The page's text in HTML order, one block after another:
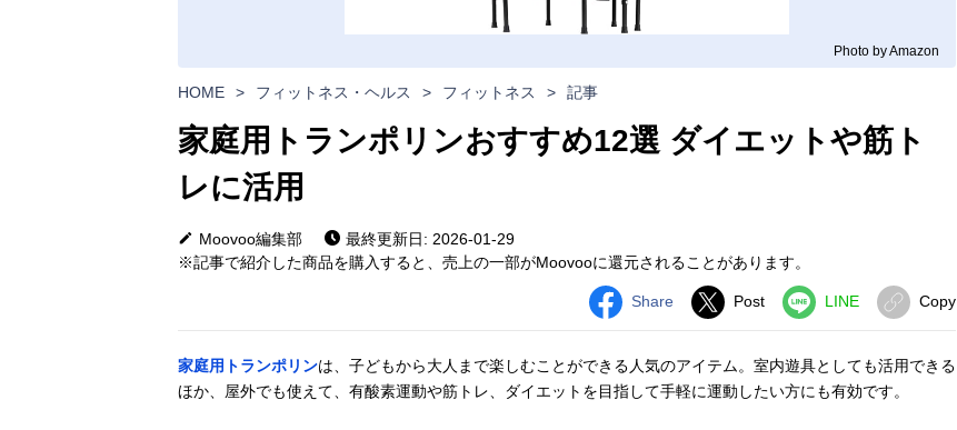
Photo by Amazon
HOME > フィットネス・ヘルス > フィットネス > 記事
家庭用トランポリンおすすめ12選 ダイエットや筋ト
レに活用
Moovoo編集部
最終更新日: 2026-01-29
※記事で紹介した商品を購入すると、売上の一部がMoovooに還元されることがあります。
Share Post LINE Copy
家庭用トランポリンは、子どもから大人まで楽しむことができる人気のアイテム。室内遊具としても活用できる
ほか、屋外でも使えて、有酸素運動や筋トレ、ダイエットを目指して手軽に運動したい方にも有効です。